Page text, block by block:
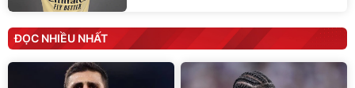
ĐỌC NHIỀU NHẤT